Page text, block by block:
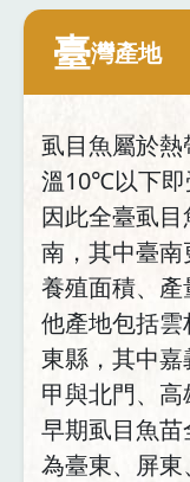
臺灣產地
虱目魚屬於
溫10℃以下即
因此全臺虱
南，其中臺南
養殖面積、
他產地包括
東縣，其中
甲與北門、
早期虱目魚
為臺東、屏